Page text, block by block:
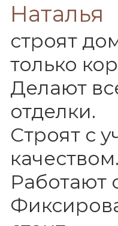
Наталья
строят
только
Делают
отделки.
Строят с
качеством.
Работают